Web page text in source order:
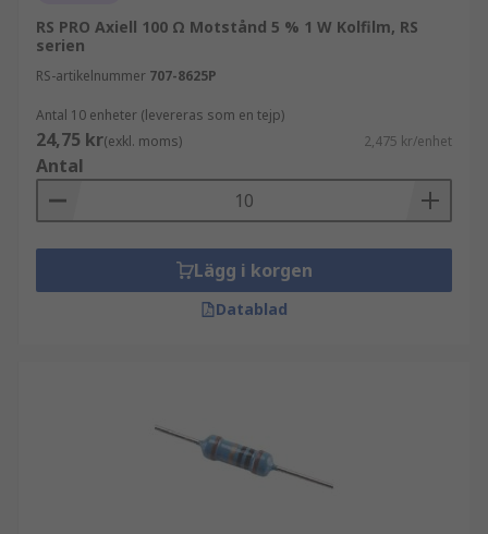
RS PRO Axiell 100 Ω Motstånd 5 % 1 W Kolfilm, RS
serien
RS-artikelnummer 707-8625P
Antal 10 enheter (levereras som en tejp)
24,75 kr(exkl. moms) 2,475 kr/enhet
Antal
Lägg i korgen
Datablad